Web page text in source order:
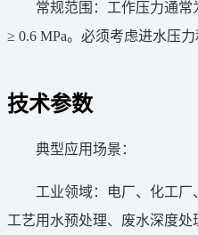
常规范围：工作压力通常
≥ 0.6 MPa。必须考虑进水压力
技术参数
典型应用场景：
工业领域：电厂、化工厂
工艺用水预处理、废水深度处